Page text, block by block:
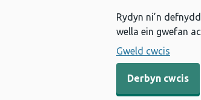
Rydyn ni’n
wella ein gwefan
Gweld cwcis
Derbyn cwcis